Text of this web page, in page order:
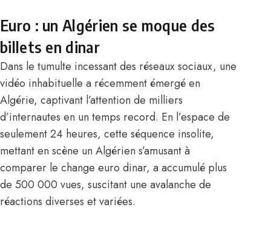
Euro : un Algérien se moque des
billets en dinar
Dans le tumulte incessant des réseaux sociaux, une
vidéo inhabituelle a récemment émergé en
Algérie, captivant l’attention de milliers
d’internautes en un temps record. En l’espace de
seulement 24 heures, cette séquence insolite,
mettant en scène un Algérien s’amusant à
comparer le change euro dinar, a accumulé plus
de 500 000 vues, suscitant une avalanche de
réactions diverses et variées.